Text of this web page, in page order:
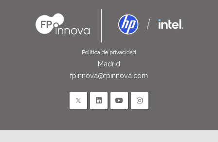
Política de privacidad
Madrid
fpinnova@fpinnova.com